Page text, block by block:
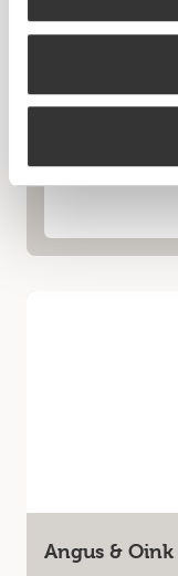
NOSKOS
Angus &